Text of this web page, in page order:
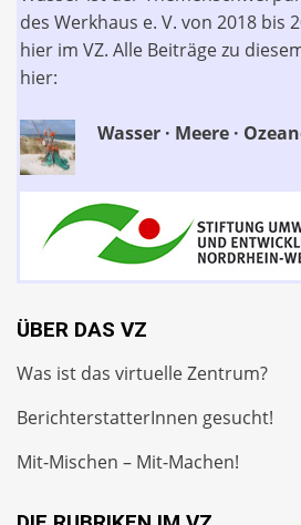
des Werkhaus e. V. von 2018 bis
hier im VZ. Alle Beiträge zu
hier:
Wasser · Meere ·
ÜBER DAS VZ
Was ist das virtuelle Zentrum?
BerichterstatterInnen gesucht!
Mit-Mischen – Mit-Machen!